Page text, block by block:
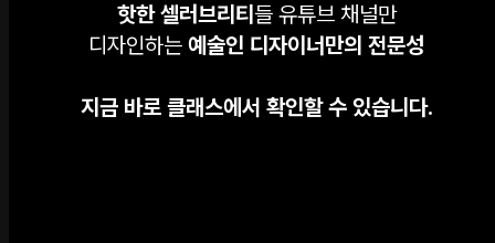
핫한 셀러브리티 들 유튜브 채널만
디자인하는 예술인 디자이너만의 전문성
지금 바로 클래스에서 확인할 수 있습니다.